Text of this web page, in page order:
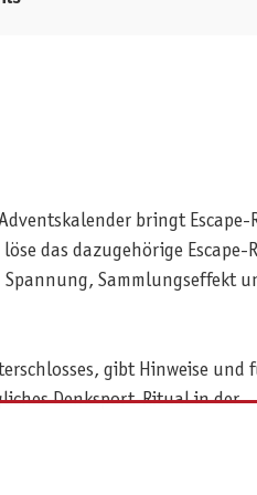
bringt Escape-
das dazugehörige Escape-
Spannung, Sammlungseffekt
gibt Hinweise und
Denksport-Ritual in der